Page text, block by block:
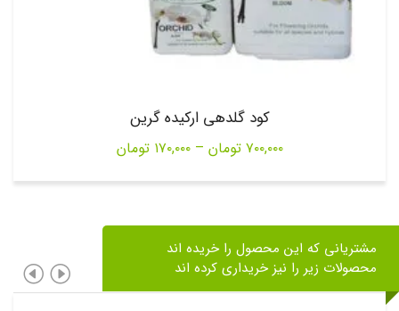
کود گلدهی ارکیده گرین
۷۰۰,۰۰۰ تومان – ۱۷۰,۰۰۰ تومانPrice
through
مشتریانی که این محصول را خریده اند
محصولات زیر را نیز خریداری کرده اند